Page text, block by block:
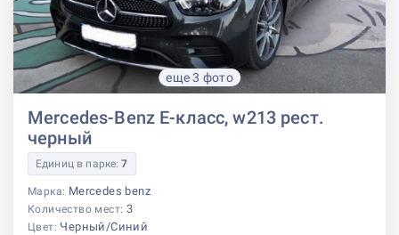
еще 3 фото
Mercedes-Benz E-класс, w213 рест.
черный
Единиц в парке:7
Марка: Mercedes benz
Количество мест: 3
Цвет: Черный/Синий